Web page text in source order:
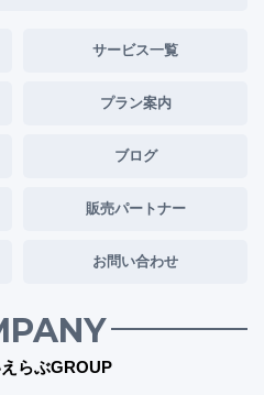
サービス一覧
プラン案内
ブログ
販売パートナー
お問い合わせ
らぶGROUP